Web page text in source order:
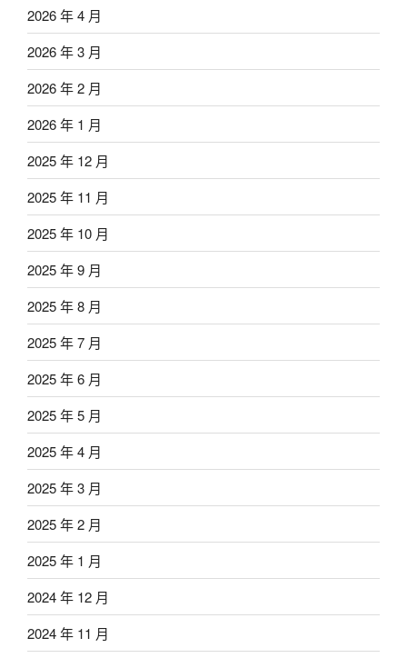
2026 年 4 月
2026 年 3 月
2026 年 2 月
2026 年 1 月
2025 年 12 月
2025 年 11 月
2025 年 10 月
2025 年 9 月
2025 年 8 月
2025 年 7 月
2025 年 6 月
2025 年 5 月
2025 年 4 月
2025 年 3 月
2025 年 2 月
2025 年 1 月
2024 年 12 月
2024 年 11 月